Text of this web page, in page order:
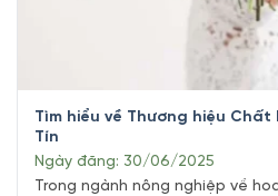
Tìm hiểu về Thương hiệu Chất
Tín
Ngày đăng: 30/06/2025
Trong ngành nông nghiệp về